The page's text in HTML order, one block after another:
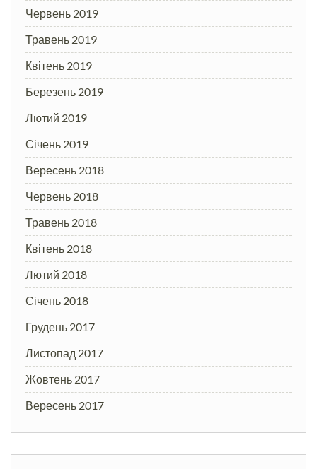
Червень 2019
Травень 2019
Квітень 2019
Березень 2019
Лютий 2019
Січень 2019
Вересень 2018
Червень 2018
Травень 2018
Квітень 2018
Лютий 2018
Січень 2018
Грудень 2017
Листопад 2017
Жовтень 2017
Вересень 2017